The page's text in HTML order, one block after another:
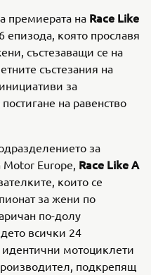
премиерата на Race Like
епизода, която прославя
състезаващи се на
състезания на
за
на равенство
за
Motor Europe, Race Like A
които се
за жени по
по-долу
всички 24
идентични мотоциклети
подкрепящ